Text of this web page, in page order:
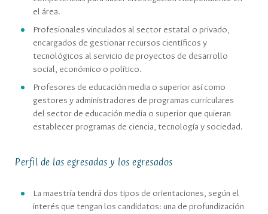
el área.
Profesionales vinculados al sector estatal o privado,
encargados de gestionar recursos científicos y
tecnológicos al servicio de proyectos de desarrollo
social, económico o político.
Profesores de educación media o superior así como
gestores y administradores de programas curriculares
del sector de educación media o superior que quieran
establecer programas de ciencia, tecnología y sociedad.
Perfil de las egresadas y los egresados
La maestría tendrá dos tipos de orientaciones, según el
interés que tengan los candidatos: una de profundización